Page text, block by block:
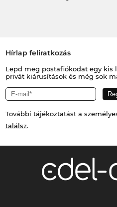
Hírlap feliratkozás
Lepd meg postafiókodat egy kis
privát kiárusítások és még sok
További tájékoztatást a
találsz.